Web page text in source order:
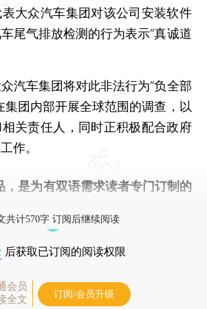
大众汽车集团对该公司安装软件
尾气排放检测的行为表示“真诚道
车集团将对此非法行为“负全部
集团内部开展全球范围的调查，以
关责任人，同时正积极配合政府
作。
，是为有双语需求读者专门订制的
共计570字 订阅后继续阅读
后获取已订阅的阅读权限
会员
全文
订阅/会员升级